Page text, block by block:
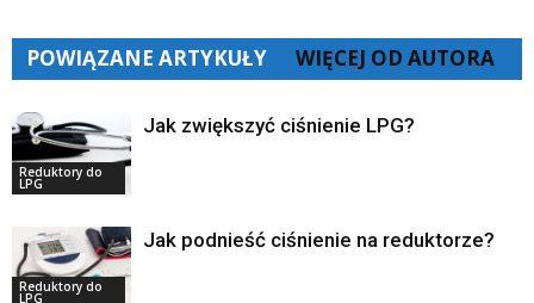
POWIĄZANE ARTYKUŁY WIĘCEJ OD AUTORA
Reduktory do
LPG
Jak zwiększyć ciśnienie LPG?
Reduktory do
LPG
Jak podnieść ciśnienie na reduktorze?